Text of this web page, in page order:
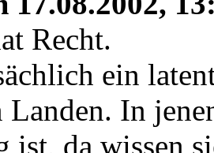
Recht.
ein
Landen. In
ist, da wissen